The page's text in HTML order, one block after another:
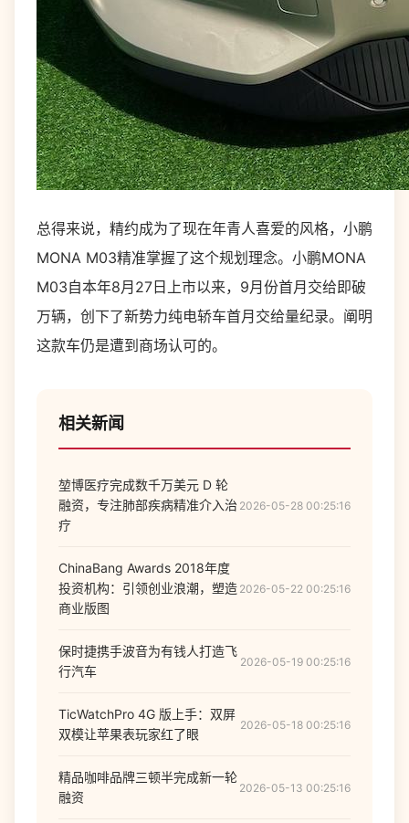
总得来说，精约成为了现在年青人喜爱的风格，小鹏
MONA M03精准掌握了这个规划理念。小鹏MONA
M03自本年8月27日上市以来，9月份首月交给即破
万辆，创下了新势力纯电轿车首月交给量纪录。阐明
这款车仍是遭到商场认可的。
相关新闻
堃博医疗完成数千万美元 D 轮
融资，专注肺部疾病精准介入治
疗
2026-05-28 00:25:16
ChinaBang Awards 2018年度
投资机构：引领创业浪潮，塑造
商业版图
2026-05-22 00:25:16
保时捷携手波音为有钱人打造飞
行汽车
2026-05-19 00:25:16
TicWatchPro 4G 版上手：双屏
双模让苹果表玩家红了眼
2026-05-18 00:25:16
精品咖啡品牌三顿半完成新一轮
融资
2026-05-13 00:25:16